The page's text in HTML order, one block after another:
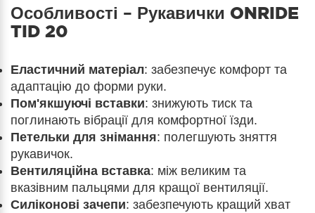
Особливості – Рукавички ONRIDE
TID 20
Еластичний матеріал: забезпечує комфорт та
адаптацію до форми руки.
Пом'якшуючі вставки: знижують тиск та
поглинають вібрації для комфортної їзди.
Петельки для знімання: полегшують зняття
рукавичок.
Вентиляційна вставка: між великим та
вказівним пальцями для кращої вентиляції.
Силіконові зачепи: забезпечують кращий хват